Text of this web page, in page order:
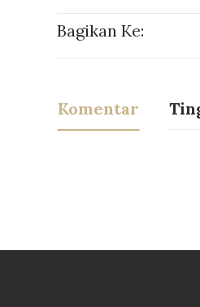
Bagikan Ke:
Komentar